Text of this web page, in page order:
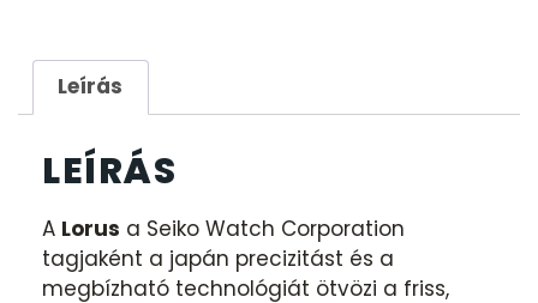
Leírás
LEÍRÁS
A Lorus a Seiko Watch Corporation
tagjaként a japán precizitást és a
megbízható technológiát ötvözi a friss,